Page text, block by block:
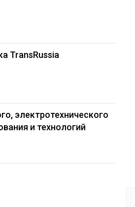
TransRussia
электротехнического
и технологий